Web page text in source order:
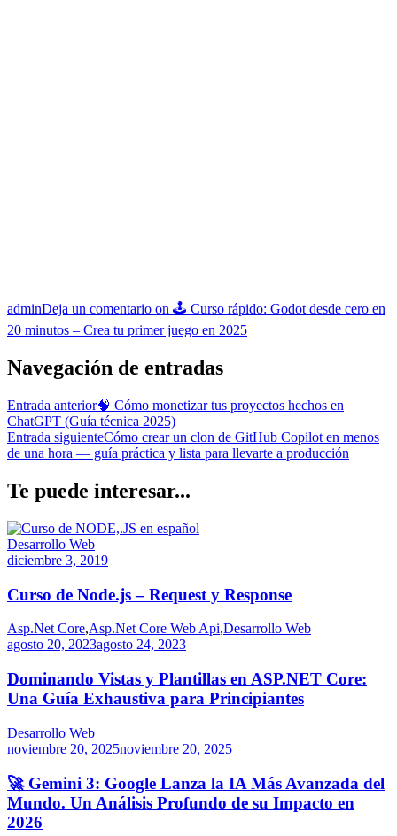
adminDeja un comentario on 🕹️ Curso rápido: Godot desde cero en
20 minutos – Crea tu primer juego en 2025
Navegación de entradas
Entrada anterior🧠 Cómo monetizar tus proyectos hechos en
ChatGPT (Guía técnica 2025)
Entrada siguienteCómo crear un clon de GitHub Copilot en menos
de una hora — guía práctica y lista para llevarte a producción
Te puede interesar...
Desarrollo Web
diciembre 3, 2019
Curso de Node.js – Request y Response
Asp.Net Core,Asp.Net Core Web Api,Desarrollo Web
agosto 20, 2023agosto 24, 2023
Dominando Vistas y Plantillas en ASP.NET Core:
Una Guía Exhaustiva para Principiantes
Desarrollo Web
noviembre 20, 2025noviembre 20, 2025
🚀 Gemini 3: Google Lanza la IA Más Avanzada del
Mundo. Un Análisis Profundo de su Impacto en
2026